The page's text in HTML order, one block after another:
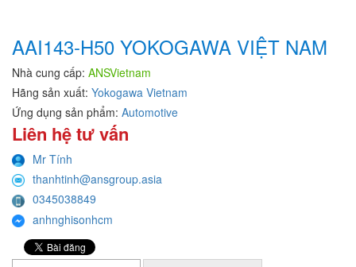
AAI143-H50 YOKOGAWA VIỆT NAM
Nhà cung cấp: ANSVietnam
Hãng sản xuất: Yokogawa Vietnam
Ứng dụng sản phẩm: Automotive
Liên hệ tư vấn
Mr Tính
thanhtinh@ansgroup.asia
0345038849
anhnghisonhcm